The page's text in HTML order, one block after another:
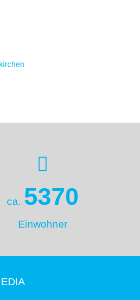
ca. 5370
Einwohner